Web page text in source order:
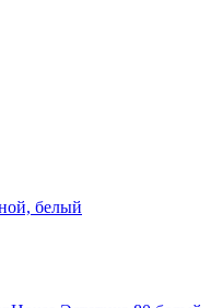
белый